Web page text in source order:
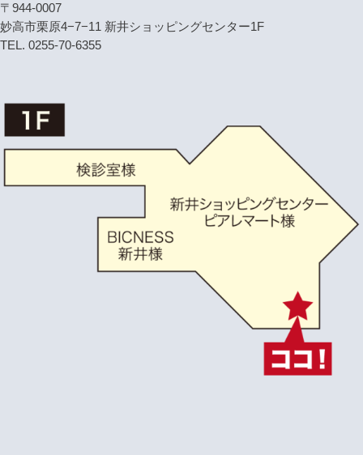
〒944-0007
妙高市栗原4−7−11 新井ショッピングセンター1F
TEL. 0255-70-6355